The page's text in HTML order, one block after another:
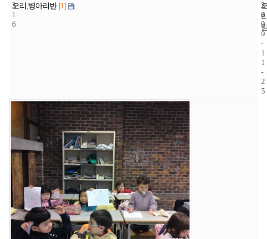
3
1
6
오리,병아리반 [1]
2
8
9
2
0
0
9
-
1
1
-
2
5